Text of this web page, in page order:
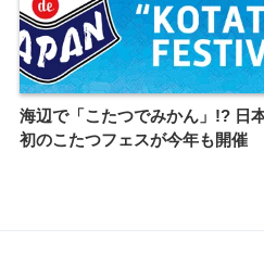
海辺で「こたつでみかん」!? 日
初のこたつフェスが今年も開催